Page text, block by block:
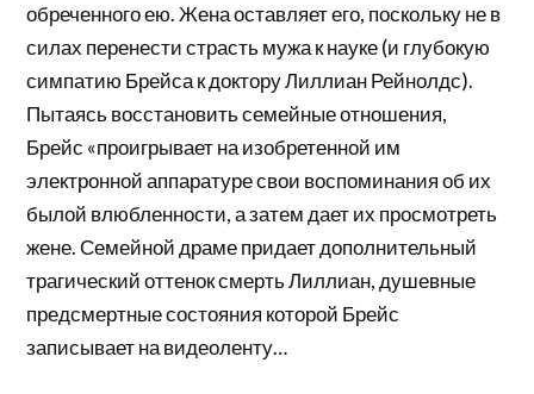
обреченного ею. Жена оставляет его, поскольку не в
силах перенести страсть мужа к науке (и глубокую
симпатию Брейса к доктору Лиллиан Рейнолдс).
Пытаясь восстановить семейные отношения,
Брейс «проигрывает на изобретенной им
электронной аппаратуре свои воспоминания об их
былой влюбленности, а затем дает их просмотреть
жене. Семейной драме придает дополнительный
трагический оттенок смерть Лиллиан, душевные
предсмертные состояния которой Брейс
записывает на видеоленту…